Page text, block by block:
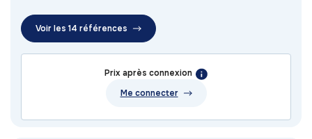
Voir les 14 références
Prix après connexion
Me connecter